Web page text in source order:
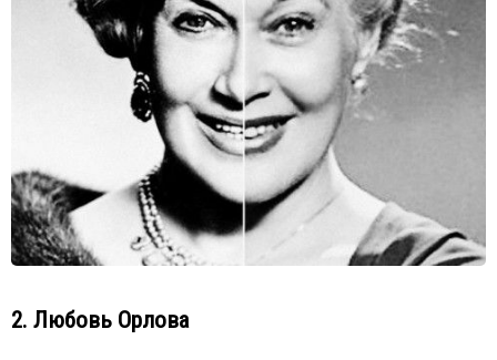
2. Любовь Орлова